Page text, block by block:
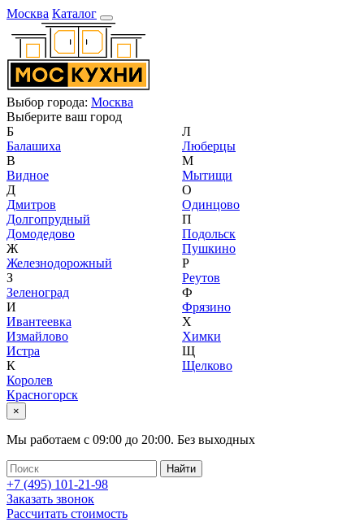
Москва Каталог
Выбор города: Москва
Выберите ваш город
Б
Балашиха
В
Видное
Д
Дмитров
Долгопрудный
Домодедово
Ж
Железнодорожный
З
Зеленоград
И
Ивантеевка
Измайлово
Истра
К
Королев
Красногорск
Л
Люберцы
М
Мытищи
О
Одинцово
П
Подольск
Пушкино
Р
Реутов
Ф
Фрязино
Х
Химки
Щ
Щелково
×
Мы работаем с 09:00 до 20:00. Без выходных
+7 (495) 101-21-98
Заказать звонок
Рассчитать стоимость